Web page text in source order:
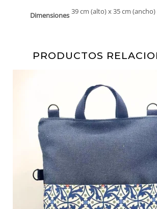
Dimensiones 39 cm (alto) x 35 cm (ancho)
PRODUCTOS